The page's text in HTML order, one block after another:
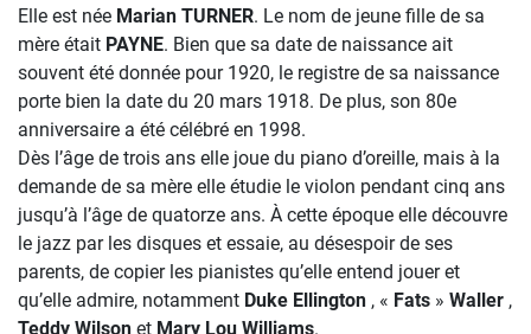
Elle est née Marian TURNER. Le nom de jeune fille de sa
mère était PAYNE. Bien que sa date de naissance ait
souvent été donnée pour 1920, le registre de sa naissance
porte bien la date du 20 mars 1918. De plus, son 80e
anniversaire a été célébré en 1998.
Dès l’âge de trois ans elle joue du piano d’oreille, mais à la
demande de sa mère elle étudie le violon pendant cinq ans
jusqu’à l’âge de quatorze ans. À cette époque elle découvre
le jazz par les disques et essaie, au désespoir de ses
parents, de copier les pianistes qu’elle entend jouer et
qu’elle admire, notamment Duke Ellington , « Fats » Waller ,
Teddy Wilson et Mary Lou Williams.